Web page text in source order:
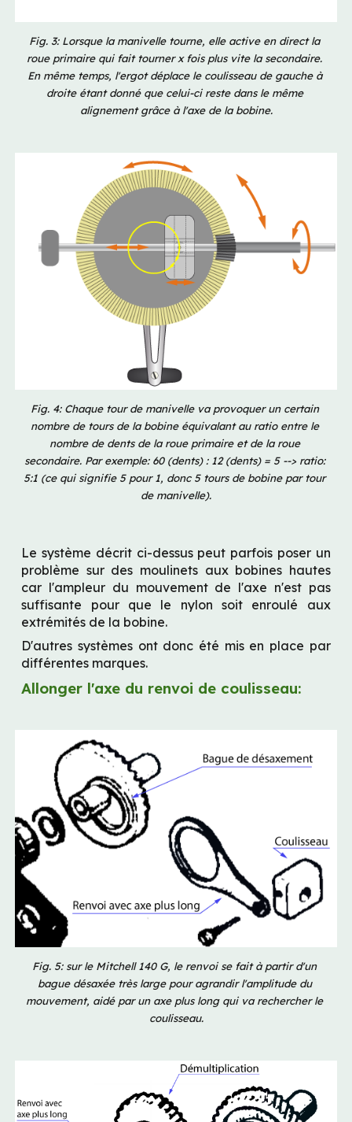
Fig. 3: Lorsque la manivelle tourne, elle active en direct la
roue primaire qui fait tourner x fois plus vite la secondaire.
En même temps, l'ergot déplace le coulisseau de gauche à
droite étant donné que celui-ci reste dans le même
alignement grâce à l'axe de la bobine.
Fig. 4: Chaque tour de manivelle va provoquer un certain
nombre de tours de la bobine équivalant au ratio entre le
nombre de dents de la roue primaire et de la roue
secondaire. Par exemple: 60 (dents) : 12 (dents) = 5 --> ratio:
5:1 (ce qui signifie 5 pour 1, donc 5 tours de bobine par tour
de manivelle).
Le système décrit ci-dessus peut parfois poser un
problème sur des moulinets aux bobines hautes
car l'ampleur du mouvement de l'axe n'est pas
suffisante pour que le nylon soit enroulé aux
extrémités de la bobine.
D'autres systèmes ont donc été mis en place par
différentes marques.
Allonger l'axe du renvoi de coulisseau:
Fig. 5: sur le Mitchell 140 G, le renvoi se fait à partir d'un
bague désaxée très large pour agrandir l'amplitude du
mouvement, aidé par un axe plus long qui va rechercher le
coulisseau.